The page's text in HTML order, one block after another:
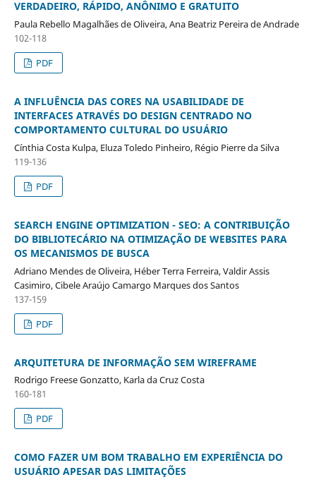
VERDADEIRO, RÁPIDO, ANÔNIMO E GRATUITO
Paula Rebello Magalhães de Oliveira, Ana Beatriz Pereira de Andrade
102-118
PDF
A INFLUÊNCIA DAS CORES NA USABILIDADE DE
INTERFACES ATRAVÉS DO DESIGN CENTRADO NO
COMPORTAMENTO CULTURAL DO USUÁRIO
Cínthia Costa Kulpa, Eluza Toledo Pinheiro, Régio Pierre da Silva
119-136
PDF
SEARCH ENGINE OPTIMIZATION - SEO: A CONTRIBUIÇÃO
DO BIBLIOTECÁRIO NA OTIMIZAÇÃO DE WEBSITES PARA
OS MECANISMOS DE BUSCA
Adriano Mendes de Oliveira, Héber Terra Ferreira, Valdir Assis
Casimiro, Cibele Araújo Camargo Marques dos Santos
137-159
PDF
ARQUITETURA DE INFORMAÇÃO SEM WIREFRAME
Rodrigo Freese Gonzatto, Karla da Cruz Costa
160-181
PDF
COMO FAZER UM BOM TRABALHO EM EXPERIÊNCIA DO
USUÁRIO APESAR DAS LIMITAÇÕES